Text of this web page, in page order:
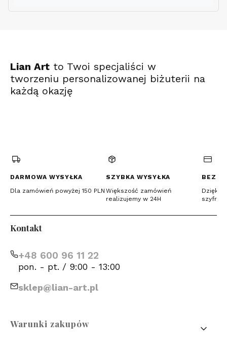
Lian Art to Twoi specjaliści w
tworzeniu personalizowanej biżuterii na
każdą okazję
karcie)
nowej
karcie)
nowej
karcie)
DARMOWA WYSYŁKA
Dla zamówień powyżej 150 PLN
SZYBKA WYSYŁKA
Większość zamówień
realizujemy w 24H
Dzięki
Kontakt
+48 600 96 11 22
pon. - pt. / 9:00 - 13:00
sklep@lian-art.pl
Linki w stopce
Warunki zakupów